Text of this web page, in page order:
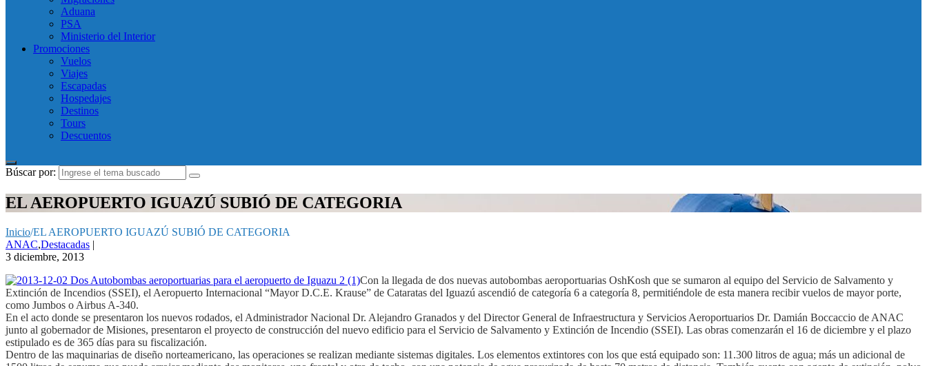
Aduana
PSA
Ministerio del Interior
Promociones
Vuelos
Viajes
Escapadas
Hospedajes
Destinos
Tours
Descuentos
Búscar por:
EL AEROPUERTO IGUAZÚ SUBIÓ DE CATEGORIA
Inicio/EL AEROPUERTO IGUAZÚ SUBIÓ DE CATEGORIA
ANAC,Destacadas |
3 diciembre, 2013
Con la llegada de dos nuevas autobombas aeroportuarias OshKosh que se sumaron al equipo del Servicio de Salvamento y
Extinción de Incendios (SSEI), el Aeropuerto Internacional “Mayor D.C.E. Krause” de Cataratas del Iguazú ascendió de categoría 6 a categoría 8, permitiéndole de esta manera recibir vuelos de mayor porte,
como Jumbos o Airbus A-340.
En el acto donde se presentaron los nuevos rodados, el Administrador Nacional Dr. Alejandro Granados y del Director General de Infraestructura y Servicios Aeroportuarios Dr. Damián Boccaccio de ANAC
junto al gobernador de Misiones, presentaron el proyecto de construcción del nuevo edificio para el Servicio de Salvamento y Extinción de Incendio (SSEI). Las obras comenzarán el 16 de diciembre y el plazo
estipulado es de 365 días para su fiscalización.
Dentro de las maquinarias de diseño norteamericano, las operaciones se realizan mediante sistemas digitales. Los elementos extintores con los que está equipado son: 11.300 litros de agua; más un adicional de